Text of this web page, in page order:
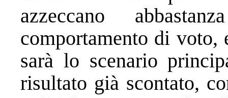
azzeccano
comportamento di voto,
sarà lo scenario
risultato già scontato,